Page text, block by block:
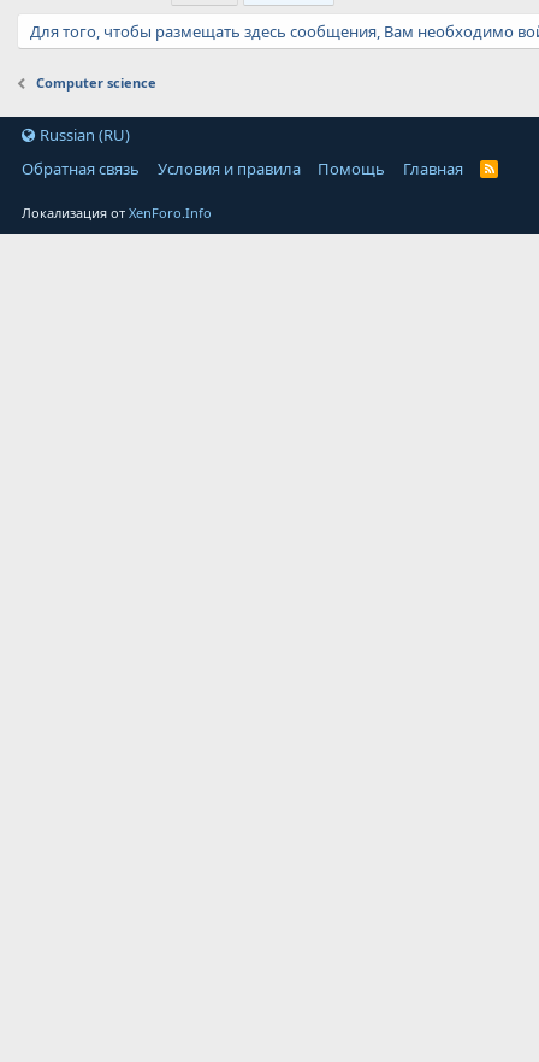
Для того, чтобы размещать здесь сообщения, Вам необходимо
Computer science
Russian (RU)
Обратная связь
Условия и правила Помощь Главная
Локализация отXenForo.Info